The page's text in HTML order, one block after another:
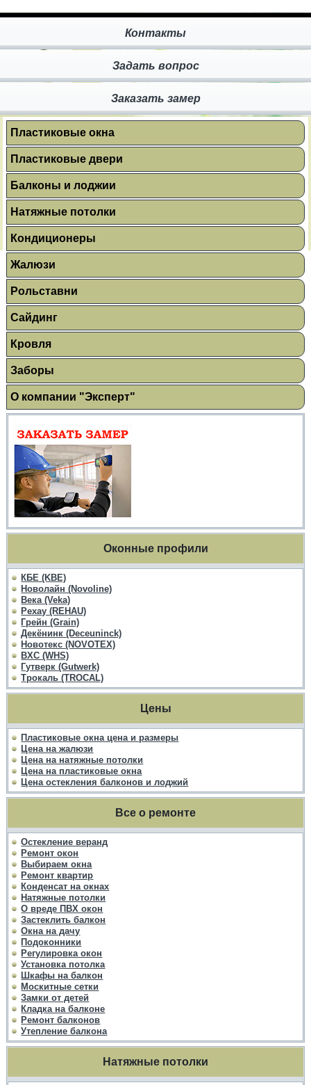
Контакты
Задать вопрос
Заказать замер
Пластиковые окна
Пластиковые двери
Балконы и лоджии
Натяжные потолки
Кондиционеры
Жалюзи
Рольставни
Сайдинг
Кровля
Заборы
О компании "Эксперт"
Оконные профили
КБЕ (KBE)
Новолайн (Novoline)
Века (Veka)
Рехау (REHAU)
Грейн (Grain)
Декёнинк (Deceuninck)
Новотекс (NOVOTEX)
ВХС (WHS)
Гутверк (Gutwerk)
Трокаль (TROCAL)
Цены
Пластиковые окна цена и размеры
Цена на жалюзи
Цена на натяжные потолки
Цена на пластиковые окна
Цена остекления балконов и лоджий
Все о ремонте
Остекление веранд
Ремонт окон
Выбираем окна
Ремонт квартир
Конденсат на окнах
Натяжные потолки
О вреде ПВХ окон
Застеклить балкон
Окна на дачу
Подоконники
Регулировка окон
Установка потолка
Шкафы на балкон
Москитные сетки
Замки от детей
Кладка на балконе
Ремонт балконов
Утепление балкона
Натяжные потолки